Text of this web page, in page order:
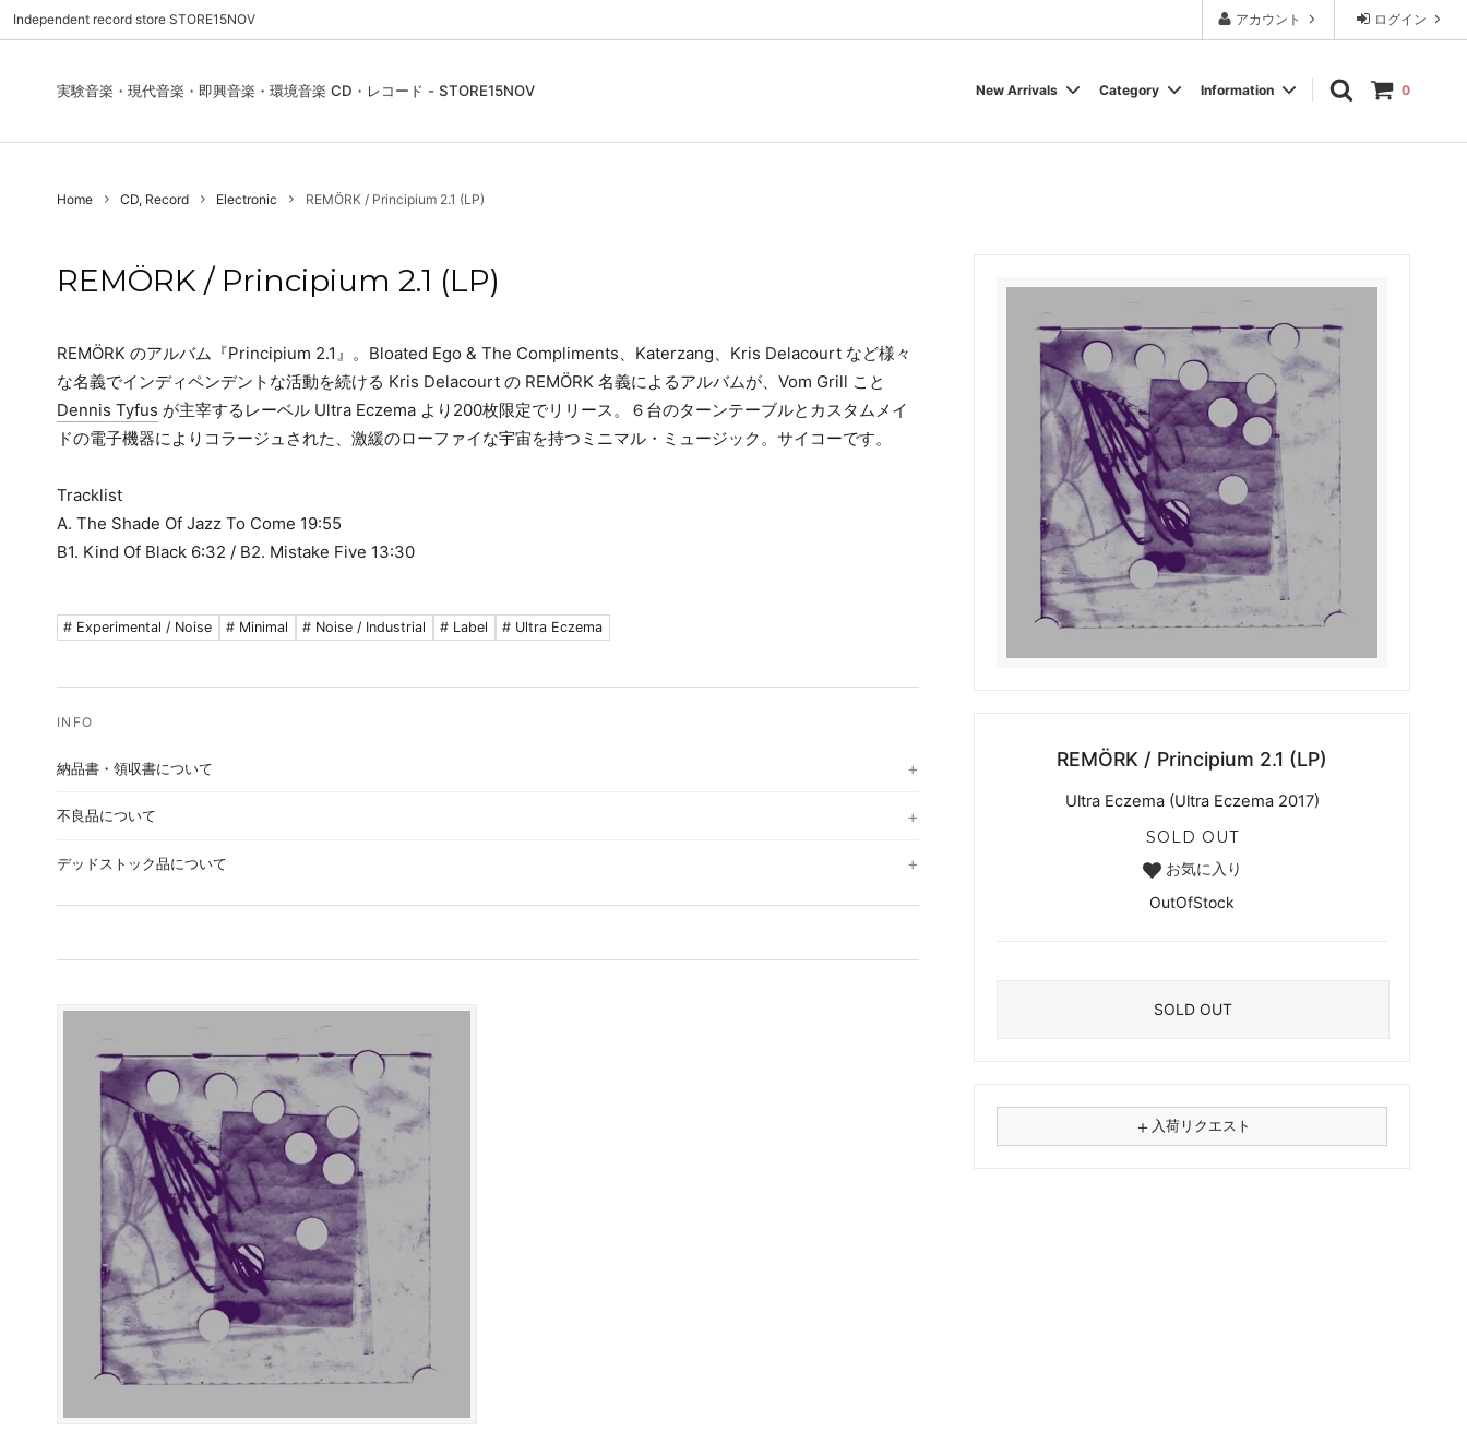
ログイン
アカウント
Independent record store STORE15NOV
実験音楽・現代音楽・即興音楽・環境音楽 CD・レコード - STORE15NOV 0
New Arrivals
Used - CD, Record DVD, VIDEO
Category
Folk / World / Country Jazz / Free Jazz
Heads / Club Jazz House
Record Store Day
Information
Contact Us | お問合わせ お気に入りリスト
Home CD, Record Electronic REMÖRK / Principium 2.1 (LP)
REMÖRK / Principium 2.1 (LP)
Ultra Eczema (Ultra Eczema 2017)
SOLD OUT
お気に入り
OutOfStock
SOLD OUT
＋ 入荷リクエスト
REMÖRK / Principium 2.1 (LP)
REMÖRK のアルバム『Principium 2.1』。Bloated Ego & The Compliments、Katerzang、Kris Delacourt など様々
な名義でインディペンデントな活動を続ける Kris Delacourt の REMÖRK 名義によるアルバムが、Vom Grill こと
Dennis Tyfus が主宰するレーベル Ultra Eczema より200枚限定でリリース。６台のターンテーブルとカスタムメイ
ドの電子機器によりコラージュされた、激緩のローファイな宇宙を持つミニマル・ミュージック。サイコーです。
Tracklist
A. The Shade Of Jazz To Come 19:55
B1. Kind Of Black 6:32 / B2. Mistake Five 13:30
# Experimental / Noise # Minimal # Noise / Industrial # Label # Ultra Eczema
納品書・領収書について
不良品について
デッドストック品について